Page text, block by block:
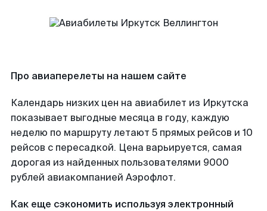
Про авиаперелеты на нашем сайте
Календарь низких цен на авиабилет из Иркутска
показывает выгодные месяца в году, каждую
неделю по маршруту летают 5 прямых рейсов и 10
рейсов с пересадкой. Цена варьируется, самая
дорогая из найденных пользователями 9000
рублей авиакомпанией Аэрофлот.
Как еще сэкономить используя электронный